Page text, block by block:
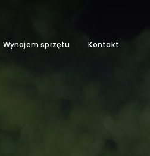
Wynajem sprzętu Kontakt